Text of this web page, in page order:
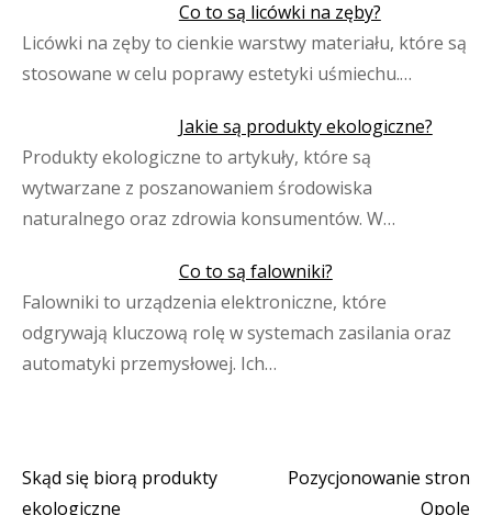
Co to są licówki na zęby?
Licówki na zęby to cienkie warstwy materiału, które są
stosowane w celu poprawy estetyki uśmiechu.…
Jakie są produkty ekologiczne?
Produkty ekologiczne to artykuły, które są
wytwarzane z poszanowaniem środowiska
naturalnego oraz zdrowia konsumentów. W…
Co to są falowniki?
Falowniki to urządzenia elektroniczne, które
odgrywają kluczową rolę w systemach zasilania oraz
automatyki przemysłowej. Ich…
Nawigacja
Skąd się biorą produkty
ekologiczne
Pozycjonowanie stron
Opole